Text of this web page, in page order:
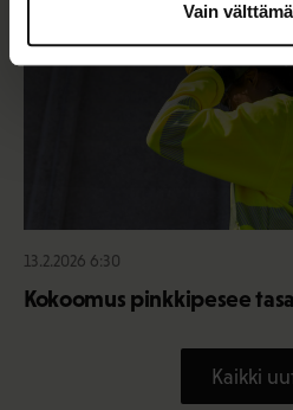
Vain
13.2.2026 6:30
Kokoomus pinkkipesee
Kaikki